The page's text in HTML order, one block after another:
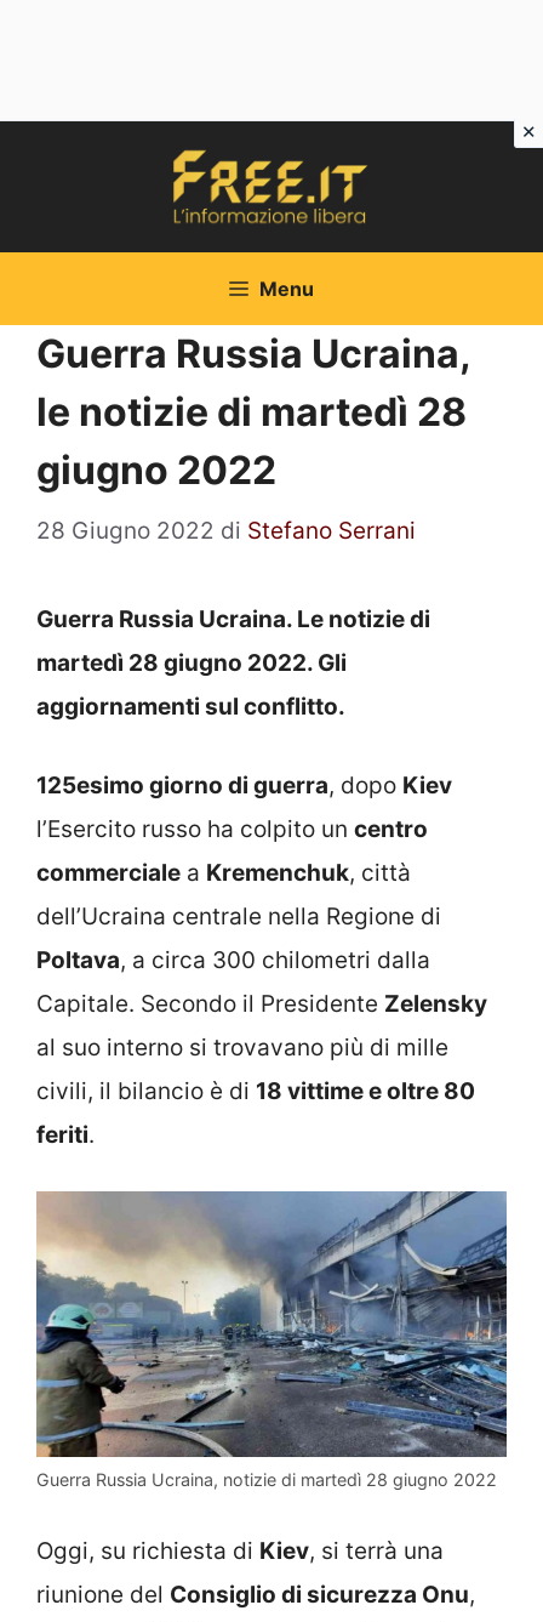
Menu
Guerra Russia Ucraina,
le notizie di martedì 28
giugno 2022
28 Giugno 2022 di Stefano Serrani
Guerra Russia Ucraina. Le notizie di
martedì 28 giugno 2022. Gli
aggiornamenti sul conflitto.
125esimo giorno di guerra, dopo Kiev
l’Esercito russo ha colpito un centro
commerciale a Kremenchuk, città
dell’Ucraina centrale nella Regione di
Poltava, a circa 300 chilometri dalla
Capitale. Secondo il Presidente Zelensky
al suo interno si trovavano più di mille
civili, il bilancio è di 18 vittime e oltre 80
feriti.
Guerra Russia Ucraina, notizie di martedì 28 giugno 2022
Oggi, su richiesta di Kiev, si terrà una
riunione del Consiglio di sicurezza Onu,